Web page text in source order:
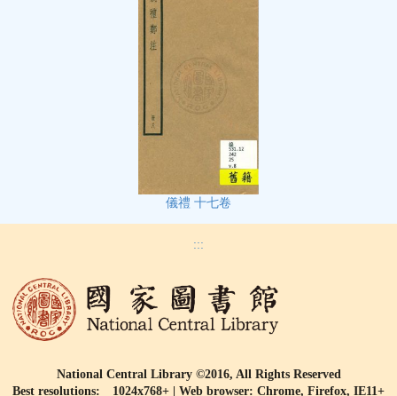
儀禮 十七卷
:::
National Central Library ©2016, All Rights Reserved
Best resolutions: 1024x768+ | Web browser: Chrome, Firefox, IE11+